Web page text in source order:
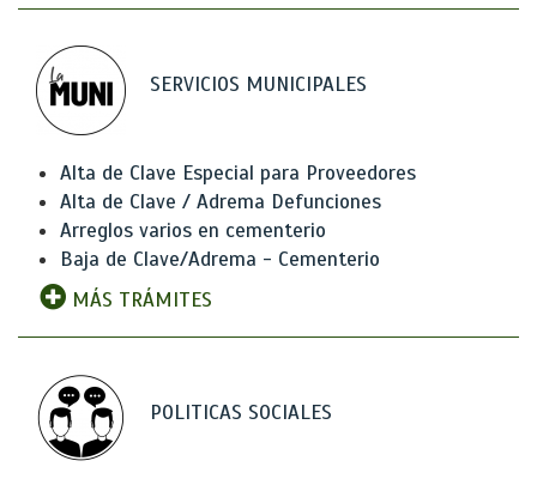
SERVICIOS MUNICIPALES
Alta de Clave Especial para Proveedores
Alta de Clave / Adrema Defunciones
Arreglos varios en cementerio
Baja de Clave/Adrema - Cementerio
MÁS TRÁMITES
POLITICAS SOCIALES